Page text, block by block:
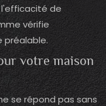
de
vérifie
préalable.
votre maison
se répond pas sans